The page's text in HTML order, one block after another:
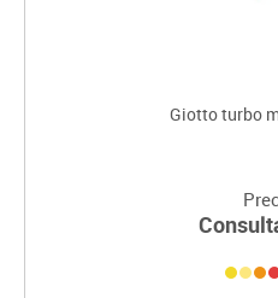
Giotto turbo